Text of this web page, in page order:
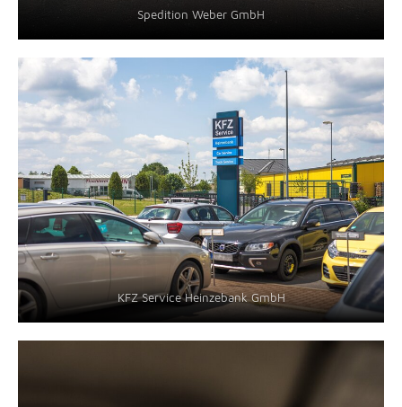
Spedition Weber GmbH
KFZ Service Heinzebank GmbH